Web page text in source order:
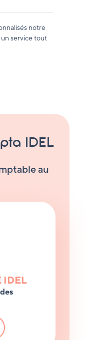
notre
service tout
IDEL
au
IDEL